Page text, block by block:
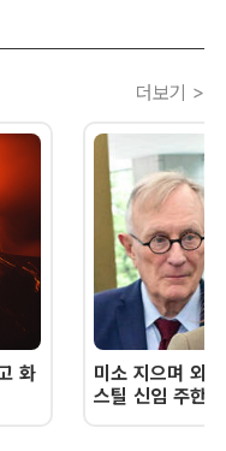
더보기 >
화
미소 지으며 외
스틸 신임 주한